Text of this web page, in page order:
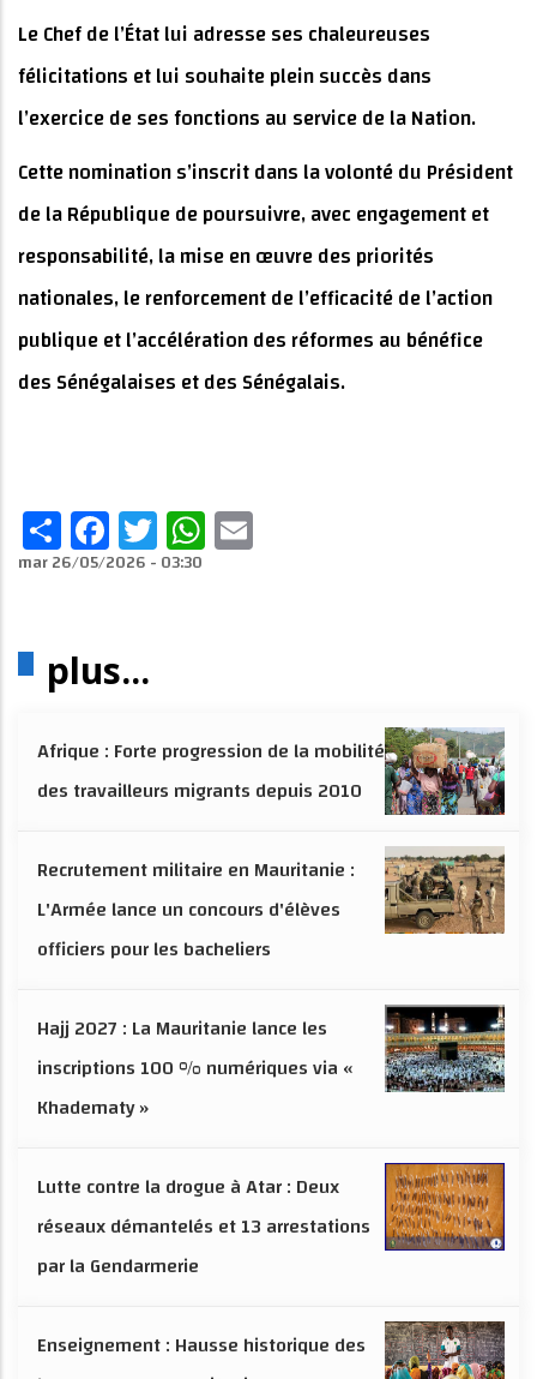
Le Chef de l’État lui adresse ses chaleureuses
félicitations et lui souhaite plein succès dans
l’exercice de ses fonctions au service de la Nation.
Cette nomination s’inscrit dans la volonté du Président
de la République de poursuivre, avec engagement et
responsabilité, la mise en œuvre des priorités
nationales, le renforcement de l’efficacité de l’action
publique et l’accélération des réformes au bénéfice
des Sénégalaises et des Sénégalais.
ShareFacebook
TwitterWhatsApp
mar 26/05/2026 - 03:30
plus...
Afrique : Forte progression de la mobilité
des travailleurs migrants depuis 2010
Recrutement militaire en Mauritanie :
L'Armée lance un concours d'élèves
officiers pour les bacheliers
Hajj 2027 : La Mauritanie lance les
inscriptions 100 % numériques via «
Khadematy »
Lutte contre la drogue à Atar : Deux
réseaux démantelés et 13 arrestations
par la Gendarmerie
Enseignement : Hausse historique des